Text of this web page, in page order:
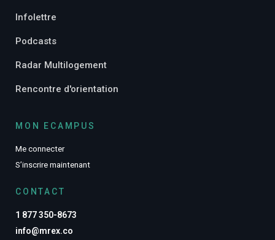
Infolettre
Podcasts
Radar Multilogement
Rencontre d'orientation
MON ECAMPUS
Me connecter
S’inscrire maintenant
CONTACT
1 877 350-8673
info@mrex.co